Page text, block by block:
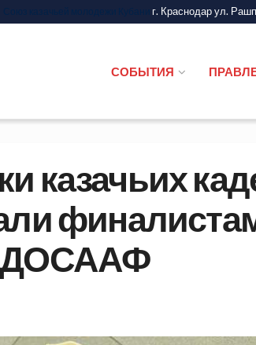
г. Краснодар ул.
СОБЫТИЯ
казачьих
ДОСААФ